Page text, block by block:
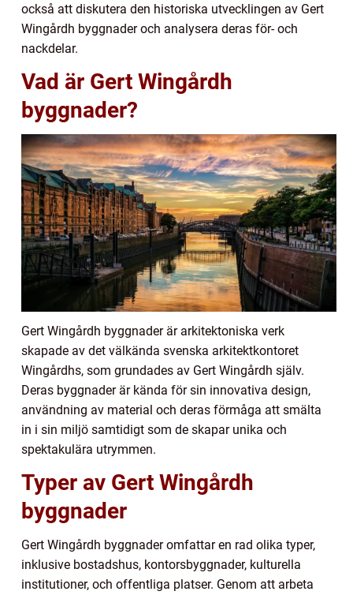
också att diskutera den historiska utvecklingen av Gert
Wingårdh byggnader och analysera deras för- och
nackdelar.
Vad är Gert Wingårdh
byggnader?
Gert Wingårdh byggnader är arkitektoniska verk
skapade av det välkända svenska arkitektkontoret
Wingårdhs, som grundades av Gert Wingårdh själv.
Deras byggnader är kända för sin innovativa design,
användning av material och deras förmåga att smälta
in i sin miljö samtidigt som de skapar unika och
spektakulära utrymmen.
Typer av Gert Wingårdh
byggnader
Gert Wingårdh byggnader omfattar en rad olika typer,
inklusive bostadshus, kontorsbyggnader, kulturella
institutioner, och offentliga platser. Genom att arbeta